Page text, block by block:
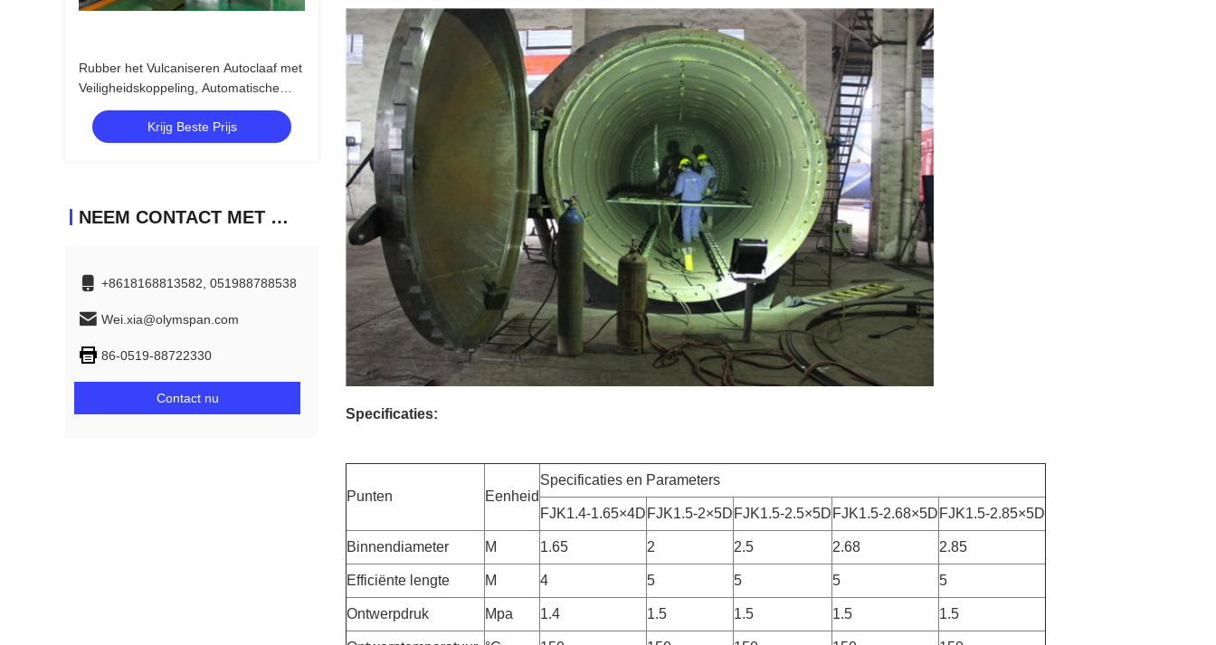
Rubber het Vulcaniseren Autoclaaf met
Veiligheidskoppeling, Automatische
Controledruk Op hoge temperatuur en
Lage
Krijg Beste Prijs
NEEM CONTACT MET ONS OP
+8618168813582, 051988788538
Wei.xia@olymspan.com
86-0519-88722330
Contact nu
Specificaties:
Punten Eenheid
Specificaties en Parameters
FJK1.4-1.65×4D FJK1.5-2×5D FJK1.5-2.5×5D FJK1.5-2.68×5D FJK1.5-2.85×5D
Binnendiameter M 1.65 2 2.5 2.68 2.85
Efficiënte lengte M 4 5 5 5 5
Ontwerpdruk Mpa 1.4 1.5 1.5 1.5 1.5